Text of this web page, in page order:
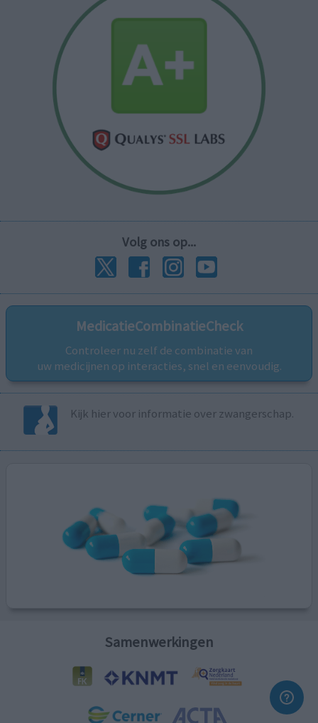
Volg ons op...
MedicatieCombinatieCheck
Controleer nu zelf de combinatie van
uw medicijnen op interacties, snel en eenvoudig.
Kijk hier voor informatie over zwangerschap.
Samenwerkingen